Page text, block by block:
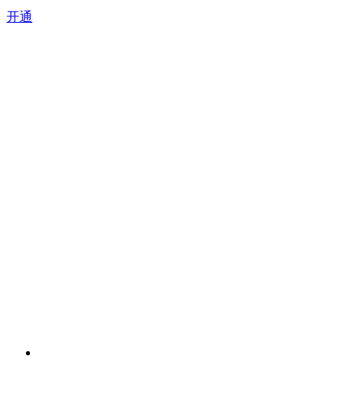
开通